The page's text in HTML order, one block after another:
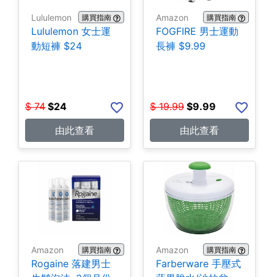
Lululemon 購買指南
Lululemon 女士運
動短褲 $24
$ 74 $24
由此查看
Amazon 購買指南
FOGFIRE 男士運動
長褲 $9.99
$ 19.99 $9.99
由此查看
Amazon 購買指南
Rogaine 落建男士
Amazon 購買指南
Farberware 手壓式